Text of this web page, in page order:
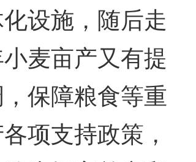
设施，随后走
麦亩产又有提
保障粮食等重
项支持政策，